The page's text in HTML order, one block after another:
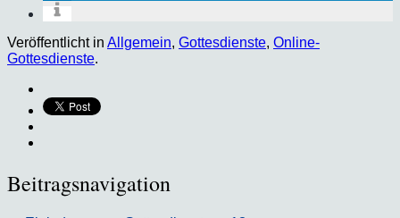
Veröffentlicht in Allgemein, Gottesdienste, Online-
Gottesdienste.
Beitragsnavigation